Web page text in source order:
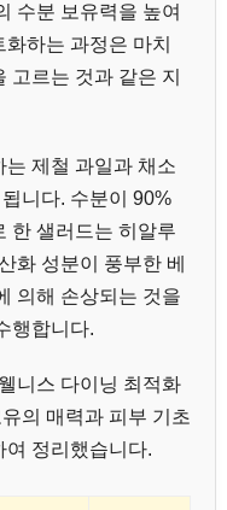
수분 보유력을 높여
하는 과정은 마치
고르는 것과 같은 지
제철 과일과 채소
니다. 수분이 90%
한 샐러드는 히알루
화 성분이 풍부한 베
의해 손상되는 것을
행합니다.
니스 다이닝 최적화
의 매력과 피부 기초
여 정리했습니다.